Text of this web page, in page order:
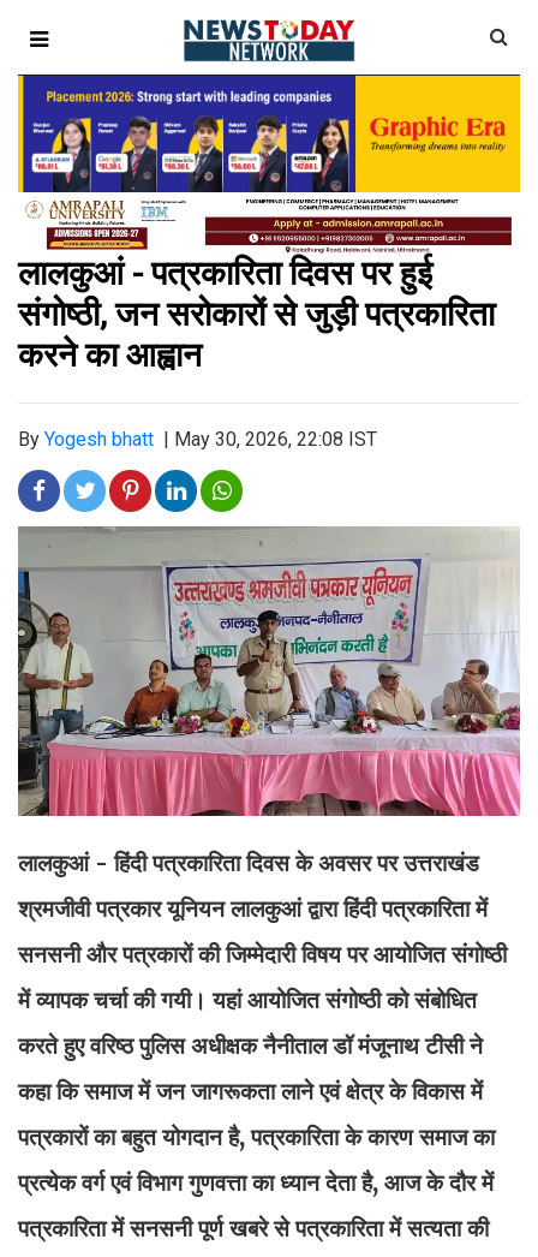
लालकुआं - पत्रकारिता दिवस पर हुई
संगोष्ठी, जन सरोकारों से जुड़ी पत्रकारिता
करने का आह्वान
By Yogesh bhatt May 30, 2026, 22:08 IST
लालकुआं - हिंदी पत्रकारिता दिवस के अवसर पर उत्तराखंड
श्रमजीवी पत्रकार यूनियन लालकुआं द्वारा हिंदी पत्रकारिता में
सनसनी और पत्रकारों की जिम्मेदारी विषय पर आयोजित संगोष्ठी
में व्यापक चर्चा की गयी। यहां आयोजित संगोष्ठी को संबोधित
करते हुए वरिष्ठ पुलिस अधीक्षक नैनीताल डॉ मंजूनाथ टीसी ने
कहा कि समाज में जन जागरूकता लाने एवं क्षेत्र के विकास में
पत्रकारों का बहुत योगदान है, पत्रकारिता के कारण समाज का
प्रत्येक वर्ग एवं विभाग गुणवत्ता का ध्यान देता है, आज के दौर में
पत्रकारिता में सनसनी पूर्ण खबरे से पत्रकारिता में सत्यता की